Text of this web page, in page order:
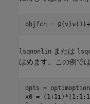
objfcn =
lsqnonlin または
はめます。この例で
opts =
x0 =